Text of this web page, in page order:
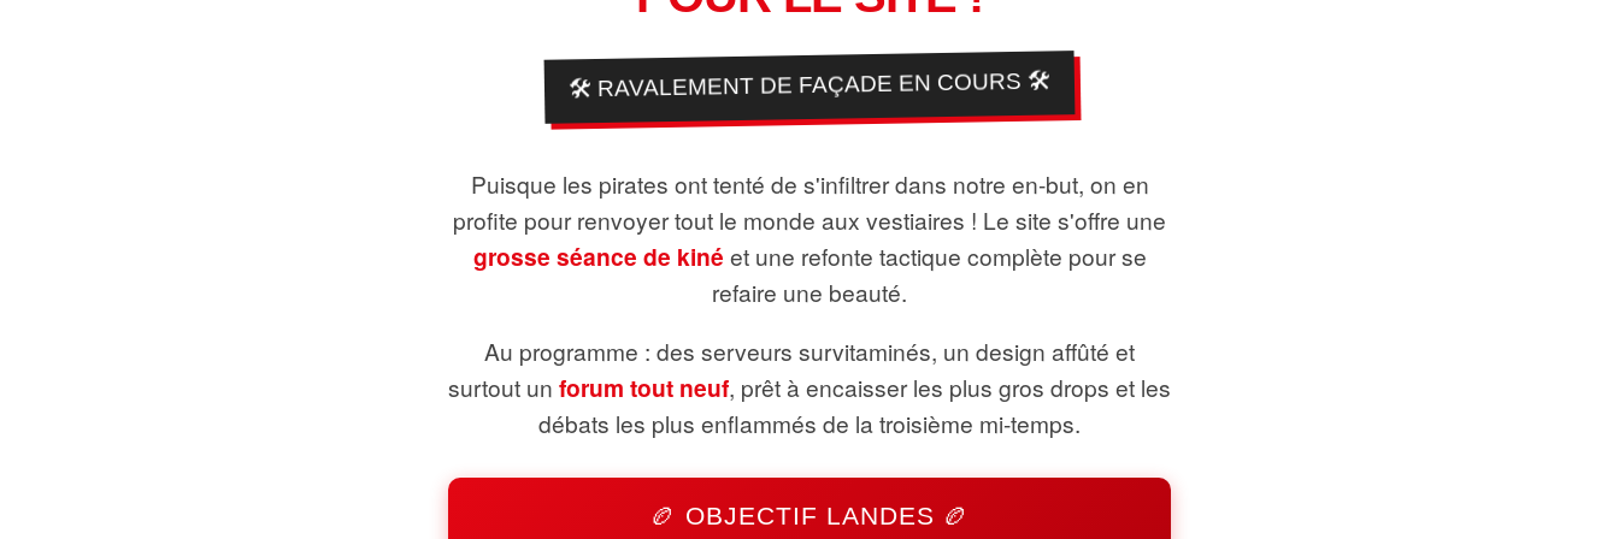
🛠️ RAVALEMENT DE FAÇADE EN COURS 🛠️
Puisque les pirates ont tenté de s'infiltrer dans notre en-but, on en
profite pour renvoyer tout le monde aux vestiaires ! Le site s'offre une
grosse séance de kiné et une refonte tactique complète pour se
refaire une beauté.
Au programme : des serveurs survitaminés, un design affûté et
surtout un forum tout neuf, prêt à encaisser les plus gros drops et les
débats les plus enflammés de la troisième mi-temps.
🏉 OBJECTIF LANDES 🏉